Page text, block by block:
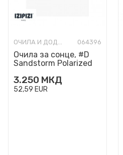
ОЧИЛА И ДОДАТОЦИ 064396
Очила за сонце, #D
Sandstorm Polarized
3.250 МКД
52,59 EUR